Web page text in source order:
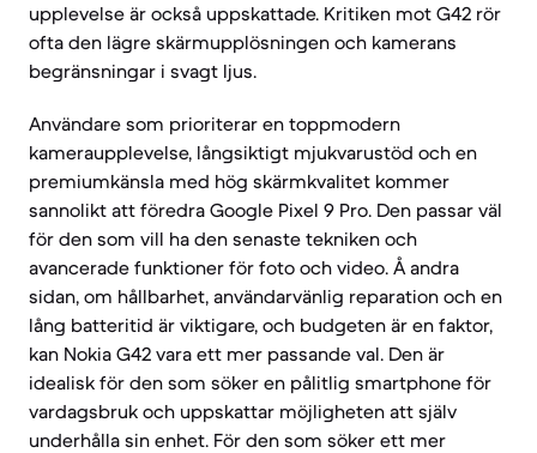
upplevelse är också uppskattade. Kritiken mot G42 rör
ofta den lägre skärmupplösningen och kamerans
begränsningar i svagt ljus.
Användare som prioriterar en toppmodern
kameraupplevelse, långsiktigt mjukvarustöd och en
premiumkänsla med hög skärmkvalitet kommer
sannolikt att föredra Google Pixel 9 Pro. Den passar väl
för den som vill ha den senaste tekniken och
avancerade funktioner för foto och video. Å andra
sidan, om hållbarhet, användarvänlig reparation och en
lång batteritid är viktigare, och budgeten är en faktor,
kan Nokia G42 vara ett mer passande val. Den är
idealisk för den som söker en pålitlig smartphone för
vardagsbruk och uppskattar möjligheten att själv
underhålla sin enhet. För den som söker ett mer